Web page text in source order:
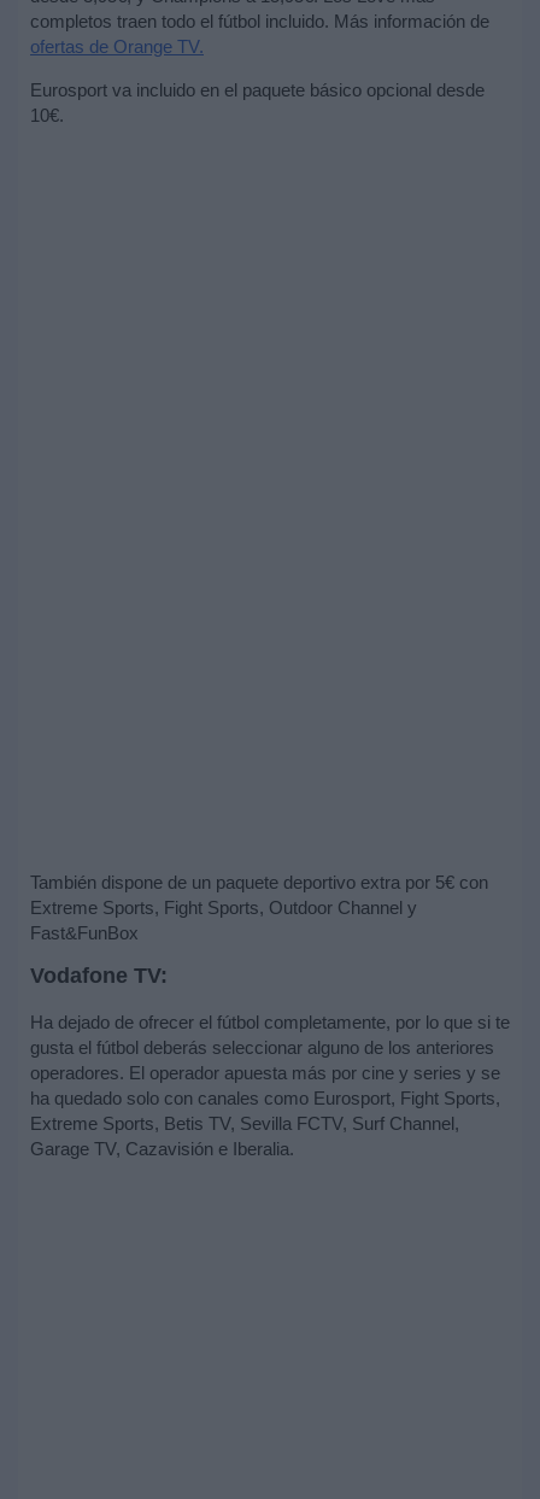
completos traen todo el fútbol incluido. Más información de
ofertas de Orange TV.
Eurosport va incluido en el paquete básico opcional desde
10€.
También dispone de un paquete deportivo extra por 5€ con
Extreme Sports, Fight Sports, Outdoor Channel y
Fast&FunBox
Vodafone TV:
Ha dejado de ofrecer el fútbol completamente, por lo que si te
gusta el fútbol deberás seleccionar alguno de los anteriores
operadores. El operador apuesta más por cine y series y se
ha quedado solo con canales como Eurosport, Fight Sports,
Extreme Sports, Betis TV, Sevilla FCTV, Surf Channel,
Garage TV, Cazavisión e Iberalia.